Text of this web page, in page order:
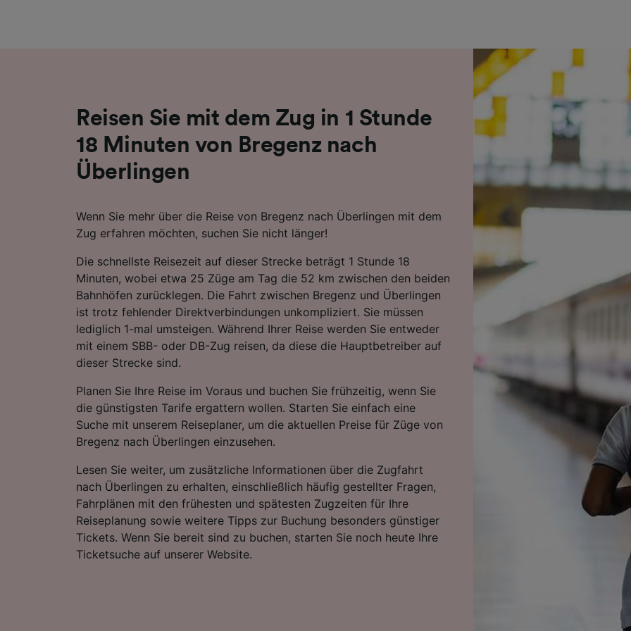
Reisen Sie mit dem Zug in 1 Stunde
18 Minuten von Bregenz nach
Überlingen
Wenn Sie mehr über die Reise von Bregenz nach Überlingen mit dem
Zug erfahren möchten, suchen Sie nicht länger!
Die schnellste Reisezeit auf dieser Strecke beträgt 1 Stunde 18
Minuten, wobei etwa 25 Züge am Tag die 52 km zwischen den beiden
Bahnhöfen zurücklegen. Die Fahrt zwischen Bregenz und Überlingen
ist trotz fehlender Direktverbindungen unkompliziert. Sie müssen
lediglich 1-mal umsteigen. Während Ihrer Reise werden Sie entweder
mit einem SBB- oder DB-Zug reisen, da diese die Hauptbetreiber auf
dieser Strecke sind.
Planen Sie Ihre Reise im Voraus und buchen Sie frühzeitig, wenn Sie
die günstigsten Tarife ergattern wollen. Starten Sie einfach eine
Suche mit unserem Reiseplaner, um die aktuellen Preise für Züge von
Bregenz nach Überlingen einzusehen.
Lesen Sie weiter, um zusätzliche Informationen über die Zugfahrt
nach Überlingen zu erhalten, einschließlich häufig gestellter Fragen,
Fahrplänen mit den frühesten und spätesten Zugzeiten für Ihre
Reiseplanung sowie weitere Tipps zur Buchung besonders günstiger
Tickets. Wenn Sie bereit sind zu buchen, starten Sie noch heute Ihre
Ticketsuche auf unserer Website.